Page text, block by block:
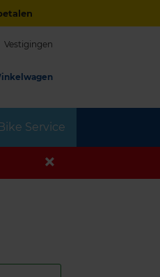
Service
Vestigingen